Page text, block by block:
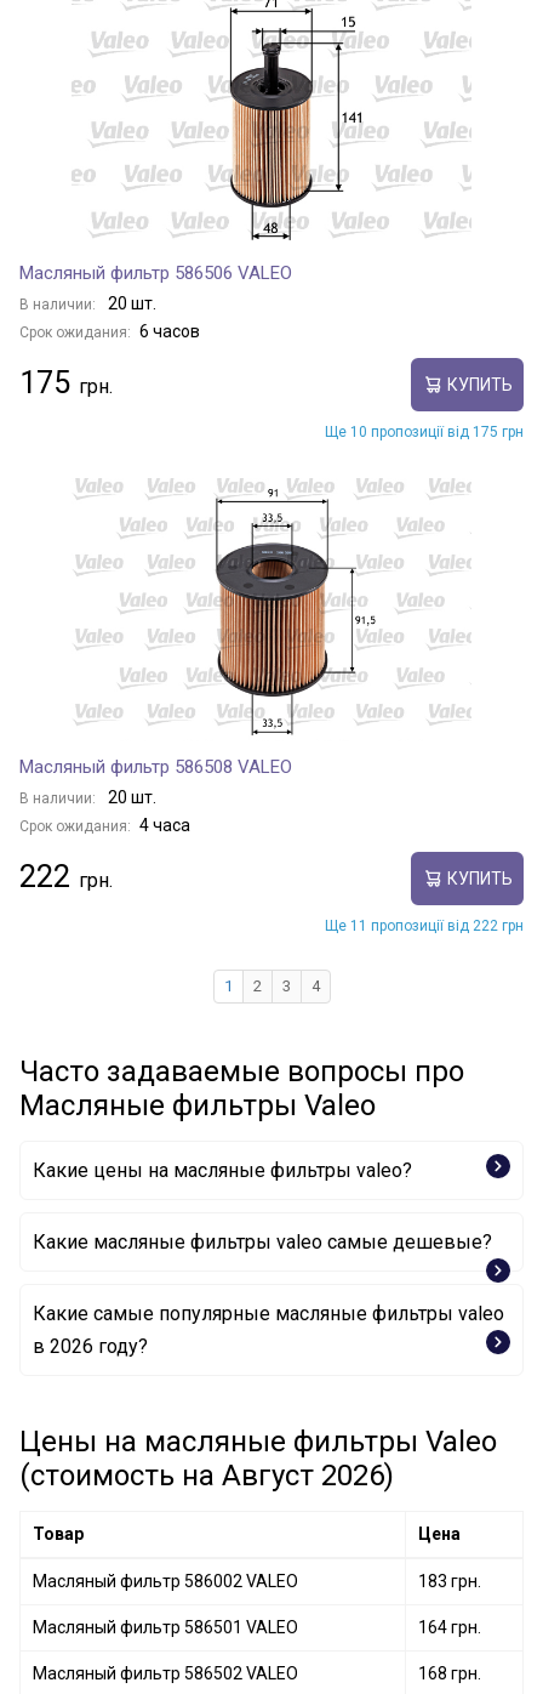
Масляный фильтр 586506 VALEO
В наличии: 20 шт.
Срок ожидания: 6 часов
175 КУПИТЬ
Ще 10 пропозиції від 175 грн
Масляный фильтр 586508 VALEO
В наличии: 20 шт.
Срок ожидания: 4 часа
222 КУПИТЬ
Ще 11 пропозиції від 222 грн
1 2 3 4
Часто задаваемые вопросы про
Масляные фильтры Valeo
Какие цены на масляные фильтры valeo?
Какие масляные фильтры valeo самые дешевые?
Масляный фильтр 586624 VALEO
Масляный фильтр 586539 VALEO
Какие самые популярные масляные фильтры valeo
в 2026 году?
Масляный фильтр 586002 VALEO
Масляный фильтр 586561 VALEO
Масляный фильтр 586039 VALEO
Цены на масляные фильтры Valeo
(стоимость на Август 2026)
Товар Цена
Масляный фильтр 586002 VALEO 183 грн.
Масляный фильтр 586501 VALEO 164 грн.
Масляный фильтр 586502 VALEO 168 грн.